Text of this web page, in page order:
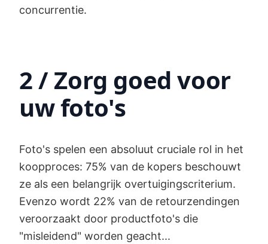
concurrentie.
2 / Zorg goed voor
uw foto's
Foto's spelen een absoluut cruciale rol in het
koopproces: 75% van de kopers beschouwt
ze als een belangrijk overtuigingscriterium.
Evenzo wordt 22% van de retourzendingen
veroorzaakt door productfoto's die
"misleidend" worden geacht...